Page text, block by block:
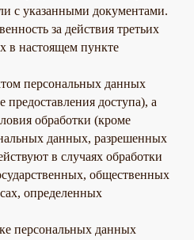
с указанными документами.
за действия третьих
в настоящем пункте
персональных данных
предоставления доступа), а
обработки (кроме
данных, разрешенных
в случаях обработки
общественных
определенных
персональных данных